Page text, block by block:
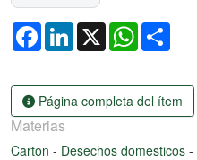
FacebookLinkedIn
X WhatsApp
Página completa del ítem
Materias
Carton - Desechos domesticos -